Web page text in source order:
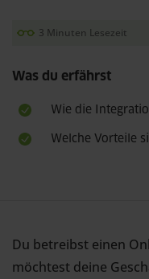
3 Minuten Lesezeit
Was du erfährst
Wie die
Welche Vorteile
Du betreibst einen
möchtest deine